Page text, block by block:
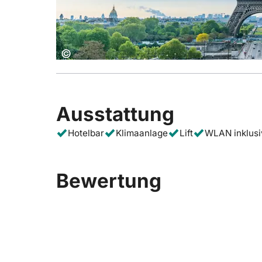
Copyright:
©
Ausstattung
Hotelbar Klimaanlage Lift WLAN
Bewertung